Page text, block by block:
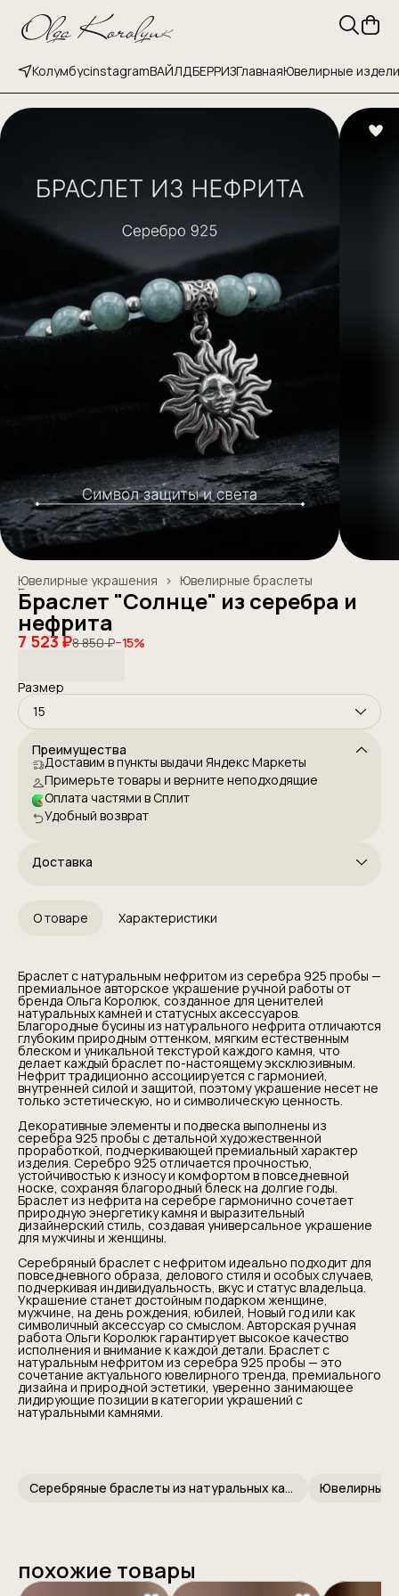
КолумбусinstagramВАЙЛДБЕРРИЗГлавнаяЮвелирные
Ювелирные браслеты
Ювелирные украшения ›
Главная
Браслет "Солнце" из серебра и
нефрита
7 523 ₽8 850 ₽−15%
Размер
15
Преимущества
Доставим в пункты выдачи Яндекс Маркеты
Примерьте товары и верните неподходящие
Оплата частями в Сплит
Удобный возврат
Доставка
О товаре Характеристики
Браслет с натуральным нефритом из серебра 925 пробы —
премиальное авторское украшение ручной работы от
бренда Ольга Королюк, созданное для ценителей
натуральных камней и статусных аксессуаров.
Благородные бусины из натурального нефрита отличаются
глубоким природным оттенком, мягким естественным
блеском и уникальной текстурой каждого камня, что
делает каждый браслет по-настоящему эксклюзивным.
Нефрит традиционно ассоциируется с гармонией,
внутренней силой и защитой, поэтому украшение несет не
только эстетическую, но и символическую ценность.
Декоративные элементы и подвеска выполнены из
серебра 925 пробы с детальной художественной
проработкой, подчеркивающей премиальный характер
изделия. Серебро 925 отличается прочностью,
устойчивостью к износу и комфортом в повседневной
носке, сохраняя благородный блеск на долгие годы.
Браслет из нефрита на серебре гармонично сочетает
природную энергетику камня и выразительный
дизайнерский стиль, создавая универсальное украшение
для мужчины и женщины.
Серебряный браслет с нефритом идеально подходит для
повседневного образа, делового стиля и особых случаев,
подчеркивая индивидуальность, вкус и статус владельца.
Украшение станет достойным подарком женщине,
мужчине, на день рождения, юбилей, Новый год или как
символичный аксессуар со смыслом. Авторская ручная
работа Ольги Королюк гарантирует высокое качество
исполнения и внимание к каждой детали. Браслет с
натуральным нефритом из серебра 925 пробы — это
сочетание актуального ювелирного тренда, премиального
дизайна и природной эстетики, уверенно занимающее
лидирующие позиции в категории украшений с
натуральными камнями.
Серебряные браслеты из натуральных камней Ювелирные
похожие товары